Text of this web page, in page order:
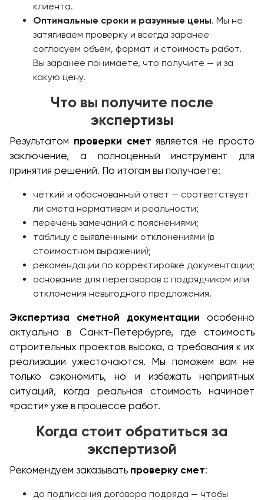
клиента.
Оптимальные сроки и разумные цены. Мы не
затягиваем проверку и всегда заранее
согласуем объём, формат и стоимость работ.
Вы заранее понимаете, что получите — и за
какую цену.
Что вы получите после
экспертизы
Результатом проверки смет является не просто
заключение, а полноценный инструмент для
принятия решений. По итогам вы получаете:
чёткий и обоснованный ответ — соответствует
ли смета нормативам и реальности;
перечень замечаний с пояснениями;
таблицу с выявленными отклонениями (в
стоимостном выражении);
рекомендации по корректировке документации;
основание для переговоров с подрядчиком или
отклонения невыгодного предложения.
Экспертиза сметной документации особенно
актуальна в Санкт-Петербурге, где стоимость
строительных проектов высока, а требования к их
реализации ужесточаются. Мы поможем вам не
только сэкономить, но и избежать неприятных
ситуаций, когда реальная стоимость начинает
«расти» уже в процессе работ.
Когда стоит обратиться за
экспертизой
Рекомендуем заказывать проверку смет:
до подписания договора подряда — чтобы